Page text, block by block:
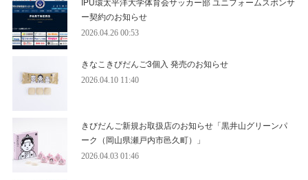
ー契約のお知らせ
2026.04.26 00:53
きなこきびだんご3個入 発売のお知らせ
2026.04.10 11:40
きびだんご新規お取扱店のお知らせ「黒井山グリーンパ
ーク（岡山県瀬戸内市邑久町）」
2026.04.03 01:46